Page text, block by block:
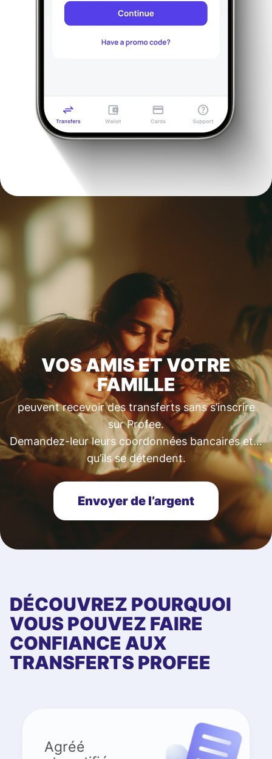
VOS AMIS ET VOTRE
FAMILLE
peuvent recevoir des transferts sans s’inscrire
sur Profee.
Demandez-leur leurs coordonnées bancaires et…
qu’ils se détendent.
Envoyer de l’argent
DÉCOUVREZ POURQUOI
VOUS POUVEZ FAIRE
CONFIANCE AUX
TRANSFERTS PROFEE
Agréé